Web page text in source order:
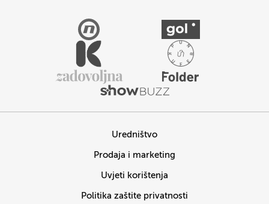
Uredništvo
Prodaja i marketing
Uvjeti korištenja
Politika zaštite privatnosti